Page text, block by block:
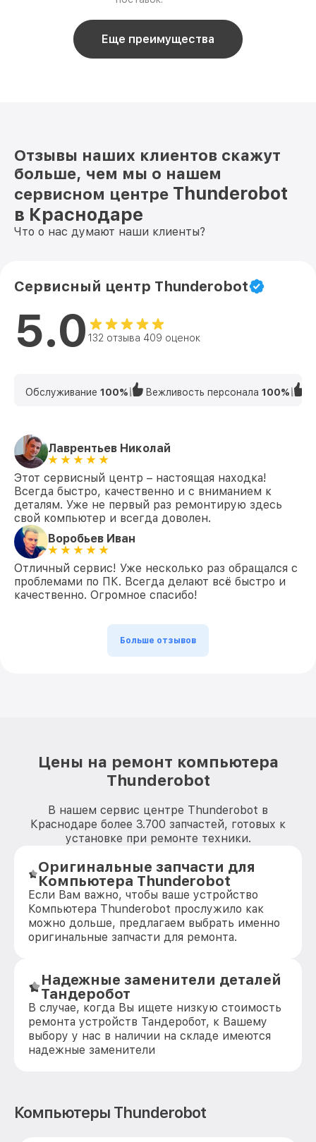
Еще преимущества
Отзывы наших клиентов скажут
больше, чем мы о нашем
сервисном центре Thunderobot
в Краснодаре
Что о нас думают наши клиенты?
Сервисный центр Thunderobot
5.0 132 отзыва 409 оценок
Обслуживание 100% Вежливость персонала 100%
Лаврентьев Николай
Этот сервисный центр – настоящая находка!
Всегда быстро, качественно и с вниманием к
деталям. Уже не первый раз ремонтирую здесь
свой компьютер и всегда доволен.
Воробьев Иван
Отличный сервис! Уже несколько раз обращался с
проблемами по ПК. Всегда делают всё быстро и
качественно. Огромное спасибо!
Больше отзывов
Цены на ремонт компьютера
Thunderobot
В нашем сервис центре Thunderobot в
Краснодаре более 3.700 запчастей, готовых к
установке при ремонте техники.
Оригинальные запчасти для
Компьютера Thunderobot
Если Вам важно, чтобы ваше устройство
Компьютера Thunderobot прослужило как
можно дольше, предлагаем выбрать именно
оригинальные запчасти для ремонта.
Надежные заменители деталей
Тандеробот
В случае, когда Вы ищете низкую стоимость
ремонта устройств Тандеробот, к Вашему
выбору у нас в наличии на складе имеются
надежные заменители
Компьютеры Thunderobot